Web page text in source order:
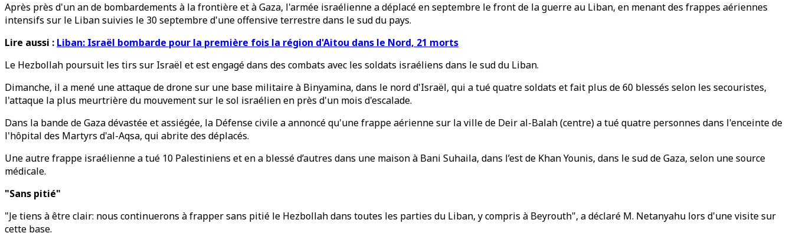
Après près d'un an de bombardements à la frontière et à Gaza, l'armée israélienne a déplacé en septembre le front de la guerre au Liban, en menant des frappes aériennes
intensifs sur le Liban suivies le 30 septembre d'une offensive terrestre dans le sud du pays.
Lire aussi : Liban: Israël bombarde pour la première fois la région d'Aitou dans le Nord, 21 morts
Le Hezbollah poursuit les tirs sur Israël et est engagé dans des combats avec les soldats israéliens dans le sud du Liban.
Dimanche, il a mené une attaque de drone sur une base militaire à Binyamina, dans le nord d'Israël, qui a tué quatre soldats et fait plus de 60 blessés selon les secouristes,
l'attaque la plus meurtrière du mouvement sur le sol israélien en près d'un mois d'escalade.
Dans la bande de Gaza dévastée et assiégée, la Défense civile a annoncé qu'une frappe aérienne sur la ville de Deir al-Balah (centre) a tué quatre personnes dans l'enceinte de
l'hôpital des Martyrs d'al-Aqsa, qui abrite des déplacés.
Une autre frappe israélienne a tué 10 Palestiniens et en a blessé d’autres dans une maison à Bani Suhaila, dans l’est de Khan Younis, dans le sud de Gaza, selon une source
médicale.
"Sans pitié"
"Je tiens à être clair: nous continuerons à frapper sans pitié le Hezbollah dans toutes les parties du Liban, y compris à Beyrouth", a déclaré M. Netanyahu lors d'une visite sur
cette base.